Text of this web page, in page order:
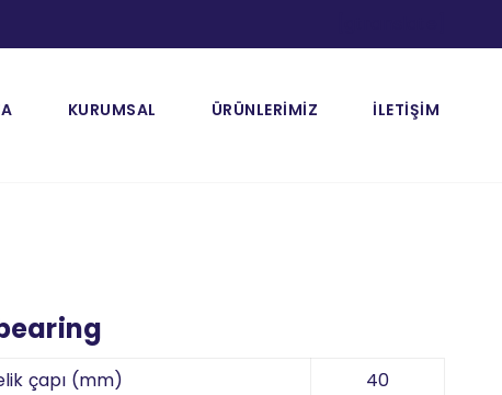
KURUMSAL ÜRÜNLERİMİZ İLETİŞİM
çapı (mm)
40